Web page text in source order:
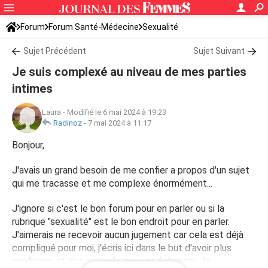
Forum Forum Santé-Médecine Sexualité
Sujet Précédent Sujet Suivant
Je suis complexé au niveau de mes parties
intimes
Laura - Modifié le 6 mai 2024 à 19:23
Radinoz - 7 mai 2024 à 11:17
Bonjour,
J'avais un grand besoin de me confier a propos d'un sujet
qui me tracasse et me complexe énormément...
J'ignore si c'est le bon forum pour en parler ou si la
rubrique "sexualité" est le bon endroit pour en parler.
J'aimerais ne recevoir aucun jugement car cela est déjà
compliqué pour moi, j'écris ici dans le but d'avoir plus
confiance et des conseils, pouvoir échanger. Je